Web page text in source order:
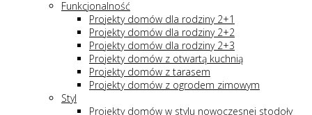
Funkcjonalność
Projekty domów dla rodziny 2+1
Projekty domów dla rodziny 2+2
Projekty domów dla rodziny 2+3
Projekty domów z otwartą kuchnią
Projekty domów z tarasem
Projekty domów z ogrodem zimowym
Styl
Projekty domów w stylu nowoczesnej stodoły